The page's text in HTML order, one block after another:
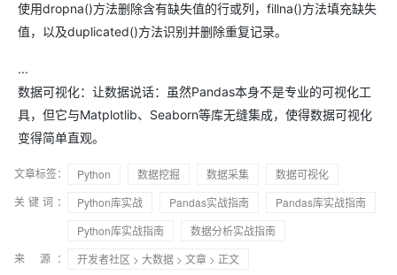
使用dropna()方法删除含有缺失值的行或列，fillna()方法填充缺失
值，以及duplicated()方法识别并删除重复记录。
...
数据可视化：让数据说话：虽然Pandas本身不是专业的可视化工
具，但它与Matplotlib、Seaborn等库无缝集成，使得数据可视化
变得简单直观。
文章标签： Python 数据挖掘 数据采集
数据可视化
关键词：
Python库实战 Pandas实战指南
Pandas库实战指南
Python库实战指南
数据分析实战指南
来 源：
开发者社区 > 大数据 > 文章 > 正文